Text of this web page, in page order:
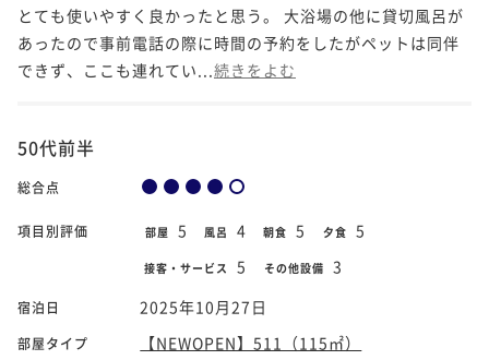
とても使いやすく良かったと思う。 大浴場の他に貸切風呂が
あったので事前電話の際に時間の予約をしたがペットは同伴
できず、ここも連れてい... 続きをよむ
50代前半
総合点
項目別評価 部屋 5 風呂 4 朝食 5 夕食 5
接客・サービス 5 その他設備 3
宿泊日 2025年10月27日
部屋タイプ
【NEWOPEN】511（115㎡）